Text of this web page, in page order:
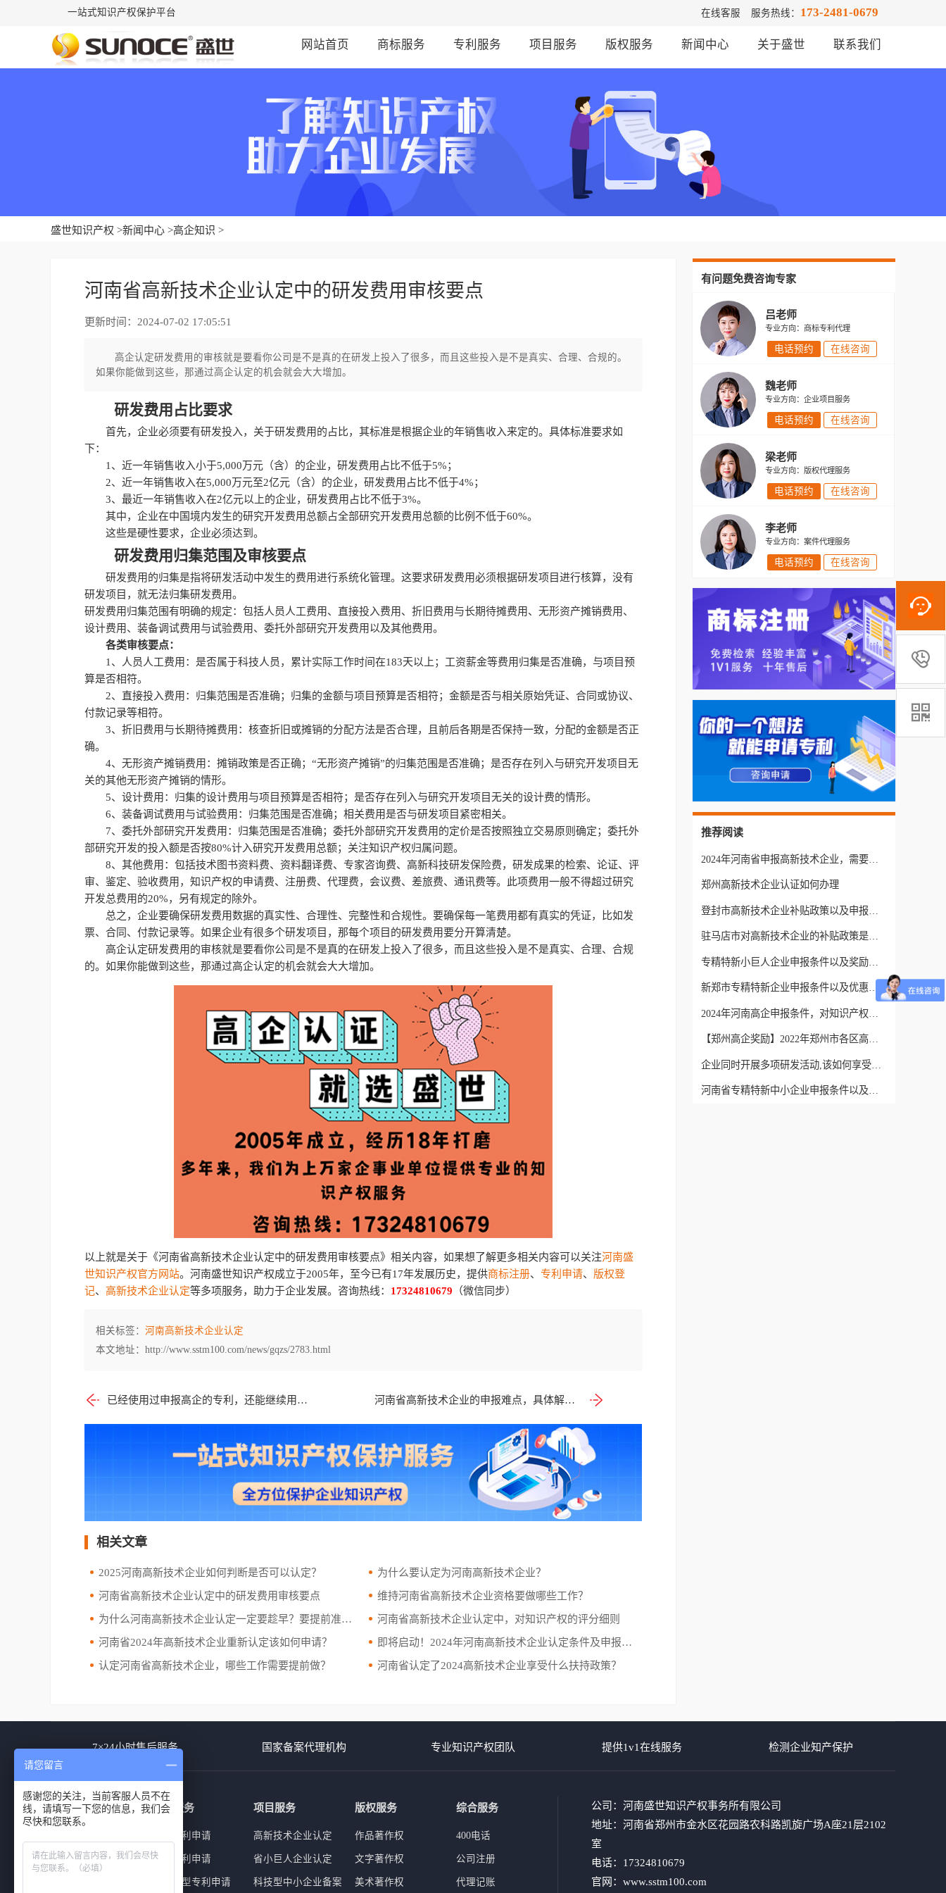
一站式知识产权保护平台 在线客服 服务热线： 173-2481-0679
网站首页 商标服务 专利服务 项目服务 版权服务 新闻中心 关于盛世 联系我们
盛世知识产权 >新闻中心 >高企知识 >
河南省高新技术企业认定中的研发费用审核要点
更新时间：2024-07-02 17:05:51
高企认定研发费用的审核就是要看你公司是不是真的在研发上投入了很多，而且这些投入是不是真实、合理、合规的。
如果你能做到这些，那通过高企认定的机会就会大大增加。
研发费用占比要求
首先，企业必须要有研发投入，关于研发费用的占比，其标准是根据企业的年销售收入来定的。具体标准要求如
下：
1、近一年销售收入小于5,000万元（含）的企业，研发费用占比不低于5%；
2、近一年销售收入在5,000万元至2亿元（含）的企业，研发费用占比不低于4%；
3、最近一年销售收入在2亿元以上的企业，研发费用占比不低于3%。
其中，企业在中国境内发生的研究开发费用总额占全部研究开发费用总额的比例不低于60%。
这些是硬性要求，企业必须达到。
研发费用归集范围及审核要点
研发费用的归集是指将研发活动中发生的费用进行系统化管理。这要求研发费用必须根据研发项目进行核算，没有
研发项目，就无法归集研发费用。
研发费用归集范围有明确的规定：包括人员人工费用、直接投入费用、折旧费用与长期待摊费用、无形资产摊销费用、
设计费用、装备调试费用与试验费用、委托外部研究开发费用以及其他费用。
各类审核要点：
1、人员人工费用：是否属于科技人员，累计实际工作时间在183天以上；工资薪金等费用归集是否准确，与项目预
算是否相符。
2、直接投入费用：归集范围是否准确；归集的金额与项目预算是否相符；金额是否与相关原始凭证、合同或协议、
付款记录等相符。
3、折旧费用与长期待摊费用：核查折旧或摊销的分配方法是否合理，且前后各期是否保持一致，分配的金额是否正
确。
4、无形资产摊销费用：摊销政策是否正确；“无形资产摊销”的归集范围是否准确；是否存在列入与研究开发项目无
关的其他无形资产摊销的情形。
5、设计费用：归集的设计费用与项目预算是否相符；是否存在列入与研究开发项目无关的设计费的情形。
6、装备调试费用与试验费用：归集范围是否准确；相关费用是否与研发项目紧密相关。
7、委托外部研究开发费用：归集范围是否准确；委托外部研究开发费用的定价是否按照独立交易原则确定；委托外
部研究开发的投入额是否按80%计入研究开发费用总额；关注知识产权归属问题。
8、其他费用：包括技术图书资料费、资料翻译费、专家咨询费、高新科技研发保险费，研发成果的检索、论证、评
审、鉴定、验收费用，知识产权的申请费、注册费、代理费，会议费、差旅费、通讯费等。此项费用一般不得超过研究
开发总费用的20%，另有规定的除外。
总之，企业要确保研发费用数据的真实性、合理性、完整性和合规性。要确保每一笔费用都有真实的凭证，比如发
票、合同、付款记录等。如果企业有很多个研发项目，那每个项目的研发费用要分开算清楚。
高企认定研发费用的审核就是要看你公司是不是真的在研发上投入了很多，而且这些投入是不是真实、合理、合规
的。如果你能做到这些，那通过高企认定的机会就会大大增加。
以上就是关于《河南省高新技术企业认定中的研发费用审核要点》相关内容，如果想了解更多相关内容可以关注河南盛
世知识产权官方网站。河南盛世知识产权成立于2005年，至今已有17年发展历史，提供商标注册、 专利申请、 版权登
记、 高新技术企业认定等多项服务，助力于企业发展。咨询热线： 17324810679 （微信同步）
相关标签： 河南高新技术企业认定
本文地址：http://www.sstm100.com/news/gqzs/2783.html
已经使用过申报高企的专利，还能继续用于申报吗？ 河南省高新技术企业的申报难点，具体解决办法
相关文章
2025河南高新技术企业如何判断是否可以认定？ 为什么要认定为河南高新技术企业？
河南省高新技术企业认定中的研发费用审核要点 维持河南省高新技术企业资格要做哪些工作？
为什么河南高新技术企业认定一定要趁早？要提前准备哪些？ 河南省高新技术企业认定中，对知识产权的评分细则
河南省2024年高新技术企业重新认定该如何申请？ 即将启动！2024年河南高新技术企业认定条件及申报材料
认定河南省高新技术企业，哪些工作需要提前做？ 河南省认定了2024高新技术企业享受什么扶持政策？
有问题免费咨询专家
吕老师
专业方向：商标专利代理
电话预约 在线咨询
魏老师
专业方向：企业项目服务
电话预约 在线咨询
梁老师
专业方向：版权代理服务
电话预约 在线咨询
李老师
专业方向：案件代理服务
电话预约 在线咨询
推荐阅读
2024年河南省申报高新技术企业，需要申请哪些专利？
郑州高新技术企业认证如何办理
驻马店市对高新技术企业的补贴政策是什么？有什么条件？
专精特新小巨人企业申报条件以及奖励政策
新郑市专精特新企业申报条件以及优惠政策
2024年河南高企申报条件，对知识产权有什么要求？
【郑州高企奖励】2022年郑州市各区高新技术企业奖励政策明细汇总
企业同时开展多项研发活动,该如何享受研发费用加计扣除政策
河南省专精特新中小企业申报条件以及申报方式
7×24小时售后服务 国家备案代理机构 专业知识产权团队 提供1v1在线服务 检测企业知产保护
商标服务
商标注册
专利服务
外观专利申请
发明专利申请
实用新型专利申请
项目服务
高新技术企业认定
省小巨人企业认定
科技型中小企业备案
版权服务
作品著作权
文字著作权
美术著作权
综合服务
400电话
公司注册
代理记账
公司：河南盛世知识产权事务所有限公司
地址：河南省郑州市金水区花园路农科路凯旋广场A座21层2102
室
电话：17324810679
官网：www.sstm100.com


请您留言
感谢您的关注，当前客服人员不在
线，请填写一下您的信息，我们会
尽快和您联系。